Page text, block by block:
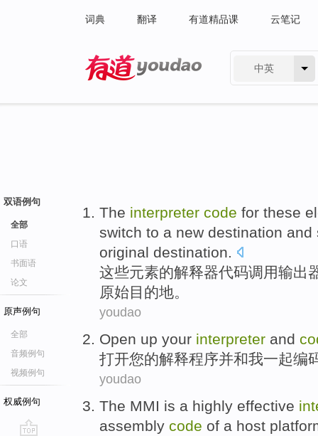
词典 翻译 有道精品课 云笔记
中英
双语例句
全部
口语
书面语
论文
原声例句
全部
音频例句
视频例句
权威例句
The interpreter code for these
switch to a new destination and
original destination.
这些元素的解释器代码调用输出
原始目的地。
youdao
Open up your interpreter and
打开您的解释程序并和我一起编
youdao
The MMI is a highly effective
assembly code of a host